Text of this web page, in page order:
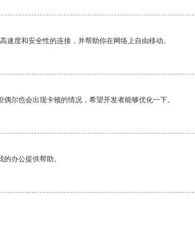
速度和安全性的连接，并帮助你在网络上自由移动。
尔也会出现卡顿的情况，希望开发者能够优化一下。
办公提供帮助。